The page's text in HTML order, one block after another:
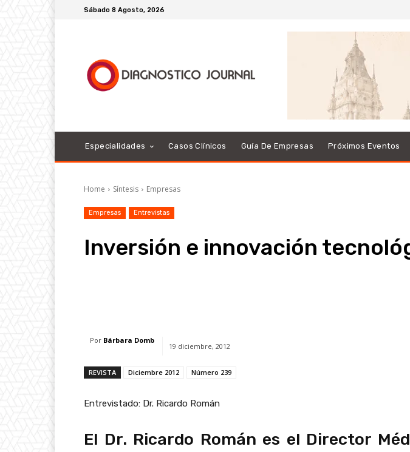
Sábado 8 Agosto, 2026
Especialidades Casos Clínicos Guía De Empresas Próximos Eventos
Home Síntesis Empresas
Empresas Entrevistas
Inversión e innovación
Por Bárbara Domb
19 diciembre, 2012
REVISTA Diciembre 2012 Número 239
Entrevistado: Dr. Ricardo Román
El Dr. Ricardo Román es el Director